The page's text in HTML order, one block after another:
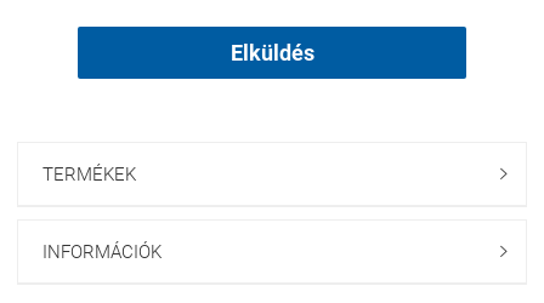
Elküldés
TERMÉKEK 
INFORMÁCIÓK 